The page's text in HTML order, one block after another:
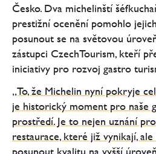
Česko. Dva michelinští
prestižní ocenění pomohlo
posunout se na světovou
zástupci CzechTourism, kteří
iniciativy pro rozvoj gastro
„To, že Michelin nyní pokryje
je historický moment pro naše
prostředí. Je to nejen uznání
restaurace, které již vynikají,
posunout kvalitu na vyšší